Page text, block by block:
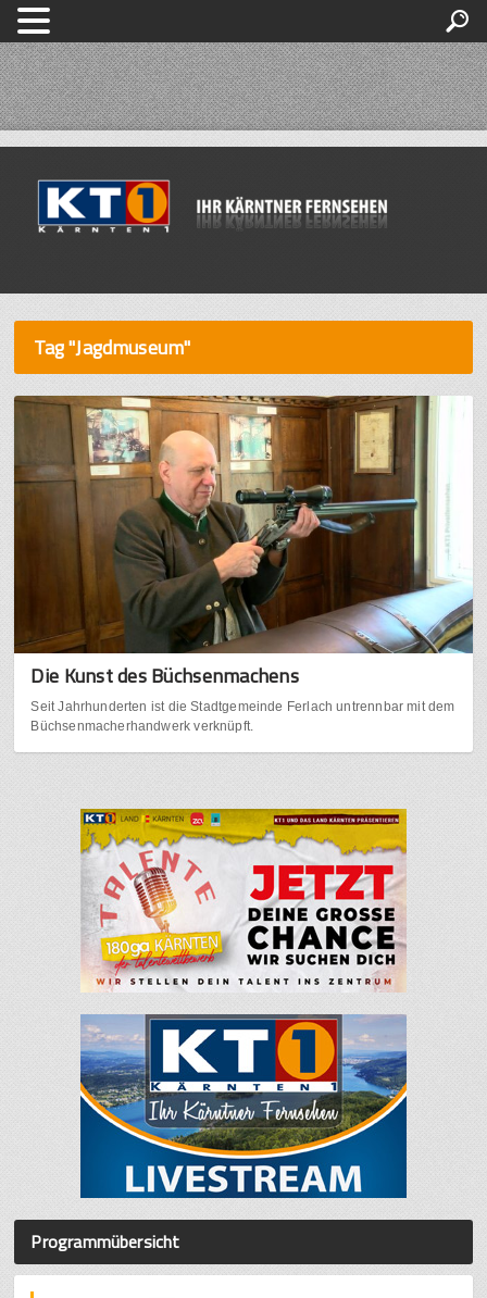
Tag "Jagdmuseum"
Die Kunst des Büchsenmachens
Seit Jahrhunderten ist die Stadtgemeinde Ferlach untrennbar mit dem
Büchsenmacherhandwerk verknüpft.
Programmübersicht